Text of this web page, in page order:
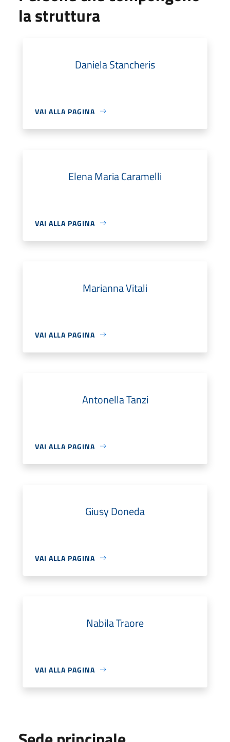
la struttura
Daniela Stancheris
VAI ALLA PAGINA
Elena Maria Caramelli
VAI ALLA PAGINA
Marianna Vitali
VAI ALLA PAGINA
Antonella Tanzi
VAI ALLA PAGINA
Giusy Doneda
VAI ALLA PAGINA
Nabila Traore
VAI ALLA PAGINA